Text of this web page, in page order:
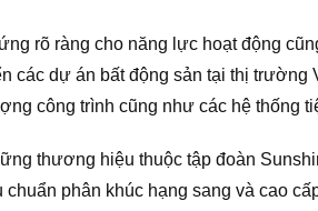
rõ ràng cho năng lực hoạt động
các dự án bất động sản tại thị
công trình cũng như các hệ thống
thương hiệu thuộc tập đoàn
chuẩn phân khúc hạng sang và cao